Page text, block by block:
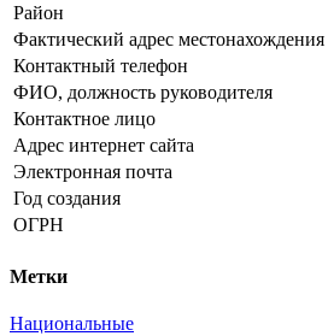
Район
Фактический адрес местонахождения
Контактный телефон
ФИО, должность руководителя
Контактное лицо
Адрес интернет сайта
Электронная почта
Год создания
ОГРН
Метки
Национальные